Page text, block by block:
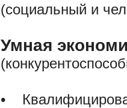
(социальный и
Умная
•